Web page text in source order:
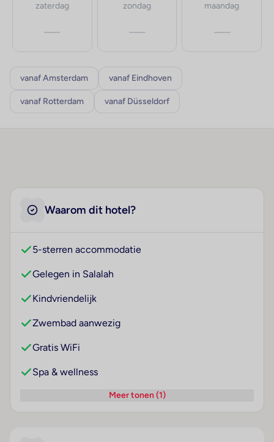
zaterdag
—
zondag
—
maandag
—
vanaf Amsterdam vanaf Eindhoven
vanaf Rotterdam vanaf Düsseldorf
Waarom dit hotel?
5-sterren accommodatie
Gelegen in Salalah
Kindvriendelijk
Zwembad aanwezig
Gratis WiFi
Spa & wellness
Meer tonen (1)